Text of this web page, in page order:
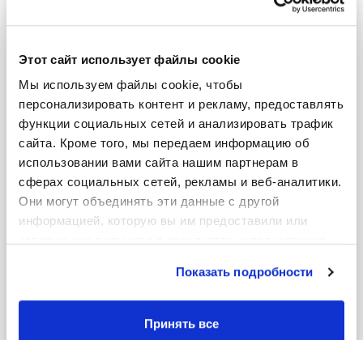
Этот сайт использует файлы cookie
Мы используем файлы cookie, чтобы
персонализировать контент и рекламу, предоставлять
функции социальных сетей и анализировать трафик
сайта. Кроме того, мы передаем информацию об
использовании вами сайта нашим партнерам в
сферах социальных сетей, рекламы и веб-аналитики.
Они могут объединять эти данные с другой
информацией, которую вы им предоставили или
Показать подробности
Принять все
Данные капельной линии
Номинальный диаметр(mm)
Толщина стены(mm) (mm)
? Расстояние(cm)
Внутренний диаметр(mm) —